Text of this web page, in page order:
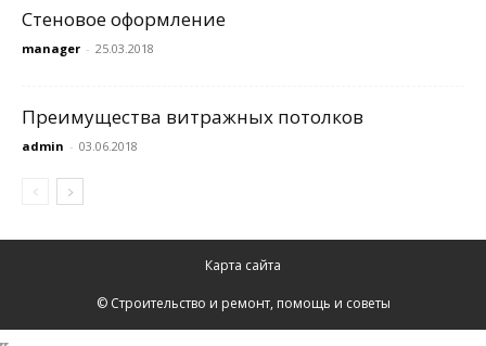
Стеновое оформление
manager - 25.03.2018
Преимущества витражных потолков
admin - 03.06.2018
Карта сайта
© Строительство и ремонт, помощь и советы